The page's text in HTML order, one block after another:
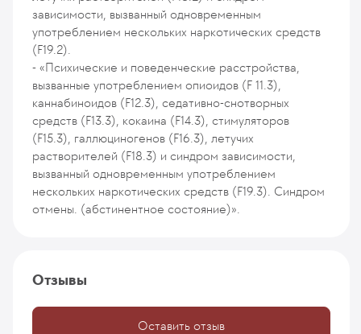
зависимости, вызванный одновременным
употреблением нескольких наркотических средств
(F19.2).
- «Психические и поведенческие расстройства,
вызванные употреблением опиоидов (F 11.3),
каннабиноидов (F12.3), седативно-снотворных
средств (F13.3), кокаина (F14.3), стимуляторов
(F15.3), галлюциногенов (F16.3), летучих
растворителей (F18.3) и синдром зависимости,
вызванный одновременным употреблением
нескольких наркотических средств (F19.3). Синдром
отмены. (абстинентное состояние)».
Отзывы
Оставить отзыв